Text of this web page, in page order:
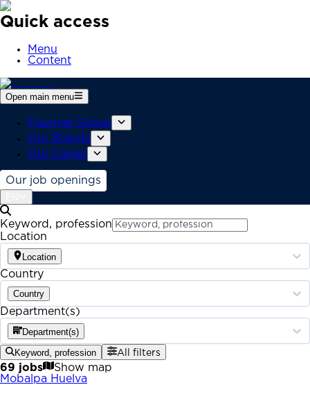
Quick access
Menu
Content
Open main menu
Fournier Group
Our Brands
Our Career
Our job openings
Keyword, profession
Location
Location
Country
Country
Department(s)
Department(s)
Keyword, profession All filters
69 jobs
Show map
Mobalpa Huelva